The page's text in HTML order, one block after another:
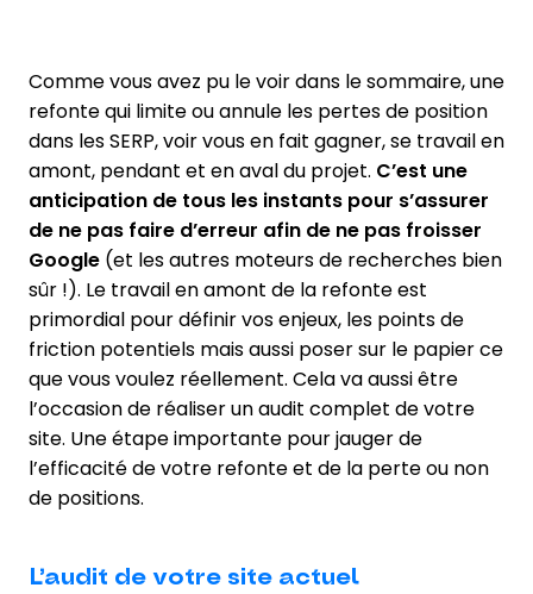
Comme vous avez pu le voir dans le sommaire, une
refonte qui limite ou annule les pertes de position
dans les SERP, voir vous en fait gagner, se travail en
amont, pendant et en aval du projet. C’est une
anticipation de tous les instants pour s’assurer
de ne pas faire d’erreur afin de ne pas froisser
Google (et les autres moteurs de recherches bien
sûr !). Le travail en amont de la refonte est
primordial pour définir vos enjeux, les points de
friction potentiels mais aussi poser sur le papier ce
que vous voulez réellement. Cela va aussi être
l’occasion de réaliser un audit complet de votre
site. Une étape importante pour jauger de
l’efficacité de votre refonte et de la perte ou non
de positions.
L’audit de votre site actuel